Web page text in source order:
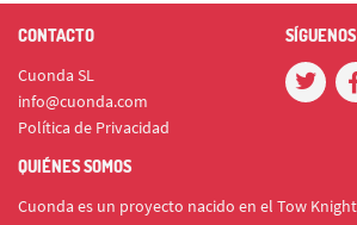
CONTACTO
Cuonda SL
info@cuonda.com
Política de Privacidad
QUIÉNES SOMOS
Cuonda es un proyecto nacido en el Tow